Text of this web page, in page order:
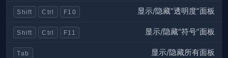
Shift Ctrl F10 显示/隐藏“透明度”面板
Shift Ctrl F11 显示/隐藏“符号”面板
Tab 显示/隐藏所有面板